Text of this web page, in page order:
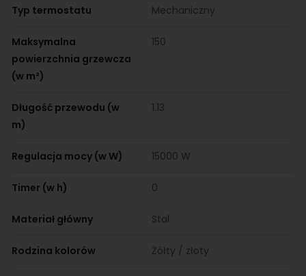
Typ termostatu Mechaniczny
Maksymalna
powierzchnia grzewcza
(w m²)
150
Długość przewodu (w
m)
1.13
Regulacja mocy (w W) 15000 W
Timer (w h) 0
Materiał główny Stal
Rodzina kolorów Żółty / złoty